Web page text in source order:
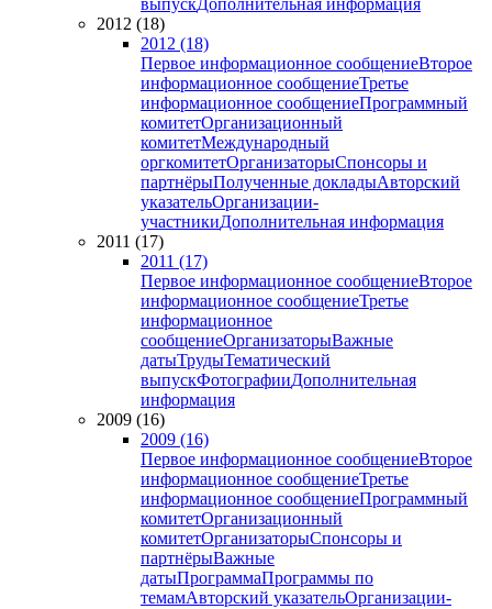
выпускДополнительная информация
2012 (18)
2012 (18)
Первое информационное сообщениеВторое
информационное сообщениеТретье
информационное сообщениеПрограммный
комитетОрганизационный
комитетМеждународный
оргкомитетОрганизаторыСпонсоры и
партнёрыПолученные докладыАвторский
указательОрганизации-
участникиДополнительная информация
2011 (17)
2011 (17)
Первое информационное сообщениеВторое
информационное сообщениеТретье
информационное
сообщениеОрганизаторыВажные
датыТрудыТематический
выпускФотографииДополнительная
информация
2009 (16)
2009 (16)
Первое информационное сообщениеВторое
информационное сообщениеТретье
информационное сообщениеПрограммный
комитетОрганизационный
комитетОрганизаторыСпонсоры и
партнёрыВажные
датыПрограммаПрограммы по
темамАвторский указательОрганизации-